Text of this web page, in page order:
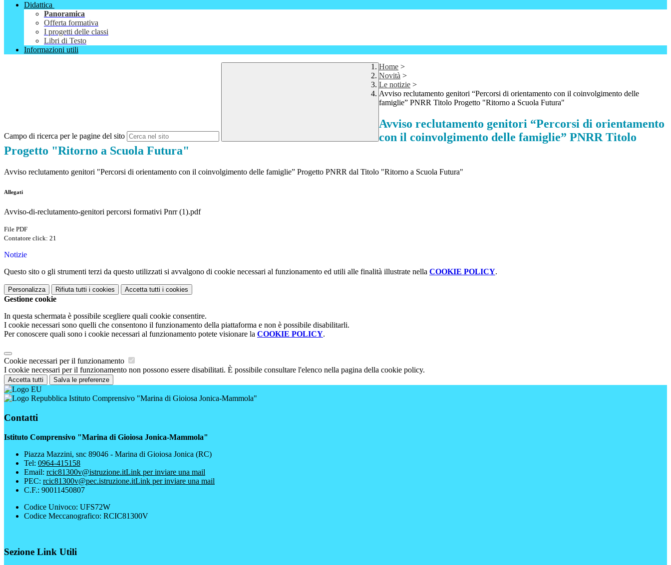
Didattica
Panoramica
Offerta formativa
I progetti delle classi
Libri di Testo
Informazioni utili
Campo di ricerca per le pagine del sito
Home >
Novità >
Le notizie >
Avviso reclutamento genitori “Percorsi di orientamento con il coinvolgimento delle
famiglie” PNRR Titolo Progetto "Ritorno a Scuola Futura"
Avviso reclutamento genitori “Percorsi di orientamento
con il coinvolgimento delle famiglie” PNRR Titolo
Progetto "Ritorno a Scuola Futura"
Avviso reclutamento genitori "Percorsi di orientamento con il coinvolgimento delle famiglie” Progetto PNRR dal Titolo "Ritorno a Scuola Futura"
Allegati
Avviso-di-reclutamento-genitori percorsi formativi Pnrr (1).pdf
File PDF
Contatore click: 21
Notizie
Questo sito o gli strumenti terzi da questo utilizzati si avvalgono di cookie necessari al funzionamento ed utili alle finalità illustrate nella COOKIE POLICY.
Personalizza Rifiuta tutti i cookies Accetta tutti i cookies
Gestione cookie
In questa schermata è possibile scegliere quali cookie consentire.
I cookie necessari sono quelli che consentono il funzionamento della piattaforma e non è possibile disabilitarli.
Per conoscere quali sono i cookie necessari al funzionamento potete visionare la COOKIE POLICY.
Cookie necessari per il funzionamento
I cookie necessari per il funzionamento non possono essere disabilitati. È possibile consultare l'elenco nella pagina della cookie policy.
Accetta tutti Salva le preferenze
Istituto Comprensivo "Marina di Gioiosa Jonica-Mammola"
Contatti
Istituto Comprensivo "Marina di Gioiosa Jonica-Mammola"
Piazza Mazzini, snc 89046 - Marina di Gioiosa Jonica (RC)
Tel: 0964-415158
Email: rcic81300v@istruzione.itLink per inviare una mail
PEC: rcic81300v@pec.istruzione.itLink per inviare una mail
C.F.: 90011450807
Codice Univoco: UFS72W
Codice Meccanografico: RCIC81300V
Sezione Link Utili